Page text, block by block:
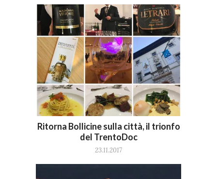
Ritorna Bollicine sulla città, il trionfo
del TrentoDoc
23.11.2017